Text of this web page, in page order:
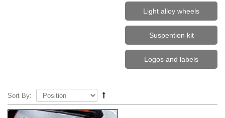
Light alloy wheels
Suspention kit
Logos and labels
Sort By: